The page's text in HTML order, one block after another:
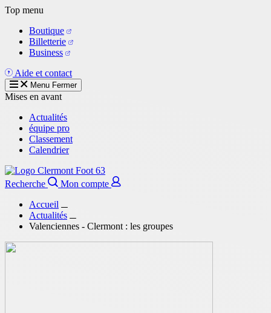
Aller
contenu
principal
Top menu
Boutique
Billetterie
Business
Aide et contact
Menu Fermer
Mises en avant
Actualités
équipe pro
Classement
Calendrier
Recherche
Mon compte
Accueil
Actualités
Valenciennes - Clermont : les groupes